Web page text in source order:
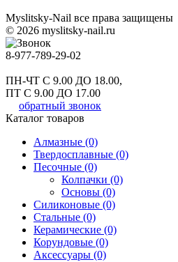
Myslitsky-Nail все права защищены
© 2026 myslitsky-nail.ru
8-977-789-29-02
ПН-ЧТ С 9.00 ДО 18.00,
ПТ С 9.00 ДО 17.00
обратный звонок
Каталог товаров
Алмазные (0)
Твердосплавные (0)
Песочные (0)
Колпачки (0)
Основы (0)
Силиконовые (0)
Стальные (0)
Керамические (0)
Корундовые (0)
Аксессуары (0)